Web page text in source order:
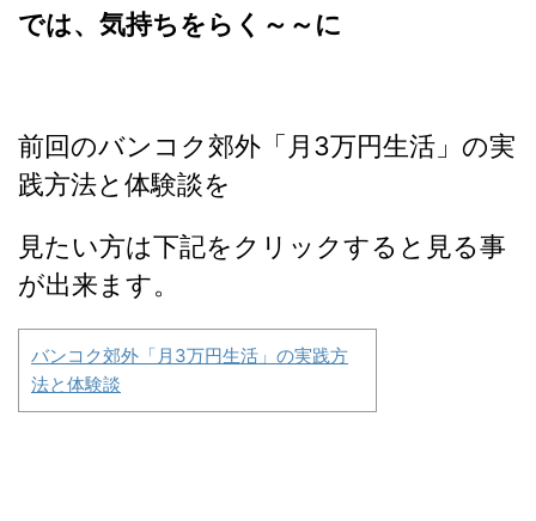
では、気持ちをらく～～に
前回のバンコク郊外「月3万円生活」の実
践方法と体験談を
見たい方は下記をクリックすると見る事
が出来ます。
バンコク郊外「月3万円生活」の実践方
法と体験談